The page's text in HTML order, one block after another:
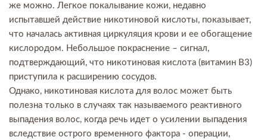
же можно. Легкое покалывание кожи, недавно
испытавшей действие никотиновой кислоты, показывает,
что началась активная циркуляция крови и ее обогащение
кислородом. Небольшое покраснение – сигнал,
подтверждающий, что никотиновая кислота (витамин В3)
приступила к расширению сосудов.
Однако, никотиновая кислота для волос может быть
полезна только в случаях так называемого реактивного
выпадения волос, когда речь идет о усилении выпадения
вследствие острого временного фактора - операции,